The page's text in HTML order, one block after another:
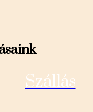
Szállás